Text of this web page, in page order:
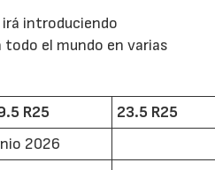
irá introduciendo
el mundo en varias
R25
23.5 R25
2026